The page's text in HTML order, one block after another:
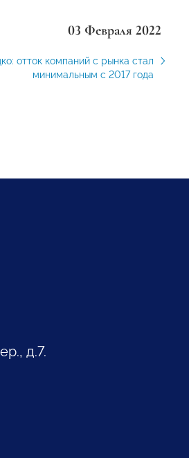
03 Февраля 2022
отток компаний с рынка стал
минимальным с 2017 года
д.7.